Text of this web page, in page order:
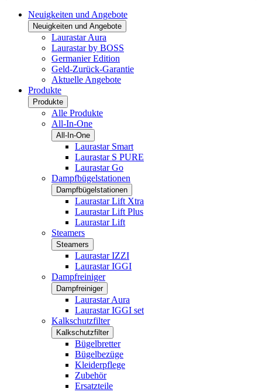
Neuigkeiten und Angebote
Neuigkeiten und Angebote
Laurastar Aura
Laurastar by BOSS
Germanier Edition
Geld-Zurück-Garantie
Aktuelle Angebote
Produkte
Produkte
Alle Produkte
All-In-One
All-In-One
Laurastar Smart
Laurastar S PURE
Laurastar Go
Dampfbügelstationen
Dampfbügelstationen
Laurastar Lift Xtra
Laurastar Lift Plus
Laurastar Lift
Steamers
Steamers
Laurastar IZZI
Laurastar IGGI
Dampfreiniger
Dampfreiniger
Laurastar Aura
Laurastar IGGI set
Kalkschutzfilter
Kalkschutzfilter
Bügelbretter
Bügelbezüge
Kleiderpflege
Zubehör
Ersatzteile